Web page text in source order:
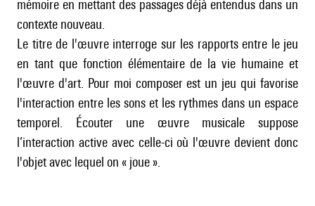
mémoire en mettant des passages déjà entendus dans un
contexte nouveau.
Le titre de l'œuvre interroge sur les rapports entre le jeu
en tant que fonction élémentaire de la vie humaine et
l'œuvre d'art. Pour moi composer est un jeu qui favorise
l'interaction entre les sons et les rythmes dans un espace
temporel. Écouter une œuvre musicale suppose
l’interaction active avec celle-ci où l'œuvre devient donc
l'objet avec lequel on « joue ».